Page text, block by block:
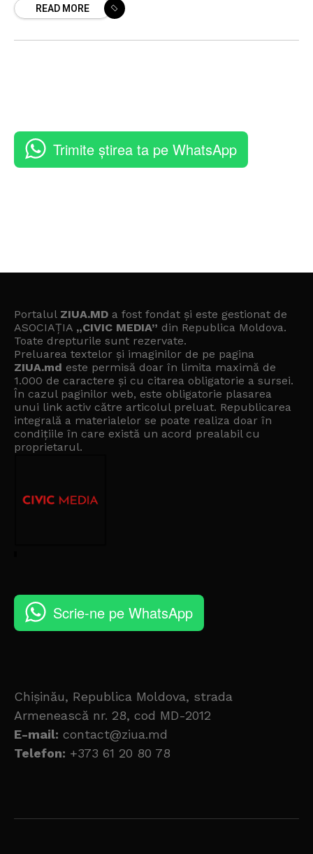
cadrul convorbirii,
READ MORE
Trimite știrea ta pe WhatsApp
Portalul ZIUA.MD a fost fondat și este gestionat de
ASOCIAȚIA „CIVIC MEDIA” din Republica Moldova.
Toate drepturile sunt rezervate.
Preluarea textelor și imaginilor de pe pagina
ZIUA.md este permisă doar în limita maximă de
1.000 de caractere și cu citarea obligatorie a sursei.
În cazul paginilor web, este obligatorie plasarea
unui link activ către articolul preluat. Republicarea
integrală a materialelor se poate realiza doar în
condițiile în care există un acord prealabil cu
proprietarul.
Scrie-ne pe WhatsApp
Chișinău, Republica Moldova, strada
Armenească nr. 28, cod MD-2012
E-mail: contact@ziua.md
Telefon: +373 61 20 80 78